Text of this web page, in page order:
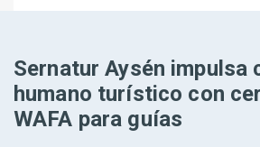
Sernatur Aysén impulsa
humano turístico con
WAFA para guías